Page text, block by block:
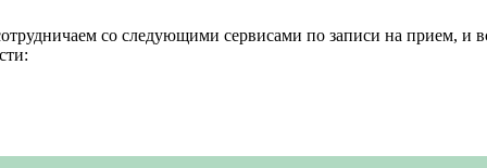
со следующими сервисами по записи на прием,